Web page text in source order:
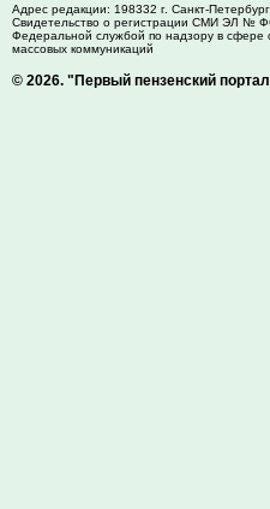
Адрес редакции: 198332 г. Санкт-Петербург,
Свидетельство о регистрации СМИ ЭЛ №
Федеральной службой по надзору в сфере
массовых коммуникаций
© 2026. "Первый пензенский